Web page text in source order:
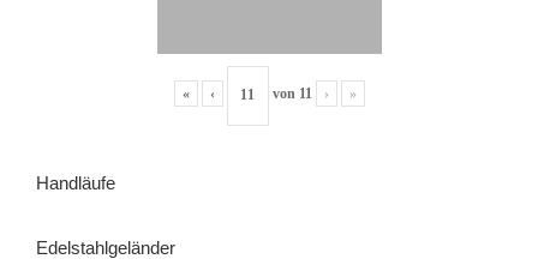
« ‹ von 11 › »
Handläufe
Edelstahlgeländer